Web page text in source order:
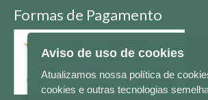
Formas de Pagamento
Aviso de uso de cookies
Atualizamos nossa política de
cookies e outras tecnologias